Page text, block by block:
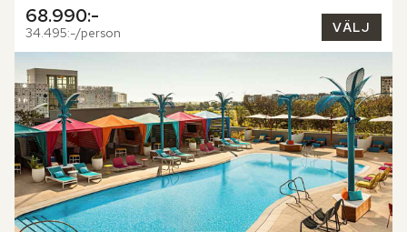
68.990:-
34.495:-/person VÄLJ